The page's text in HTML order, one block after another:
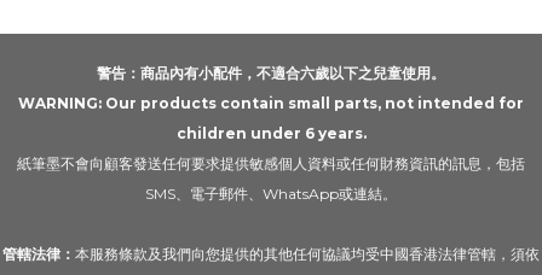
警告：商品內有小配件，不適合六歲以下之兒童使用。
WARNING: Our products contain small parts, not intended for
children under 6 years.
紙筆墨不會向顧客發送任何要求提供敏感個人資料或任何財務資訊的訊息，包括
SMS、電子郵件、WhatsApp或連結。
管轄法律： 本服務條款及我們向您提供的其他任何協議均受中國香港法律管轄，須依